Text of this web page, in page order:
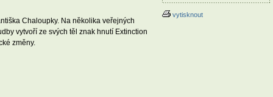
Chaloupky. Na několika veřejných
vytvoří ze svých těl znak hnutí Extinction
změny.
vytisknout